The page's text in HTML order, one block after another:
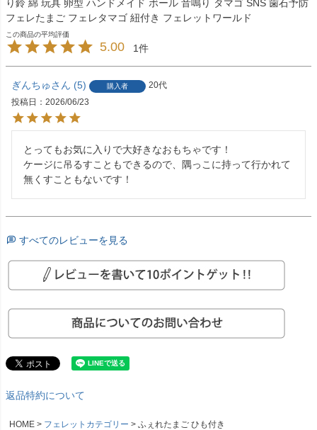
り鈴 綿 玩具 卵型 ハンドメイド ボール 音鳴り タマゴ SNS 歯石予防
フェレたまご フェレタマゴ 紐付き フェレットワールド
5.00 1
ぎんちゅ 5 購入者
20代
投稿日
2026/06/23
とってもお気に入りで大好きなおもちゃです！
ケージに吊るすこともできるので、隅っこに持って行かれて
無くすこともないです！
すべてのレビューを見る
返品特約について
HOME フェレットカテゴリー ふぇれたまご ひも付き